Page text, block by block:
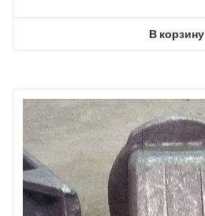
В корзину